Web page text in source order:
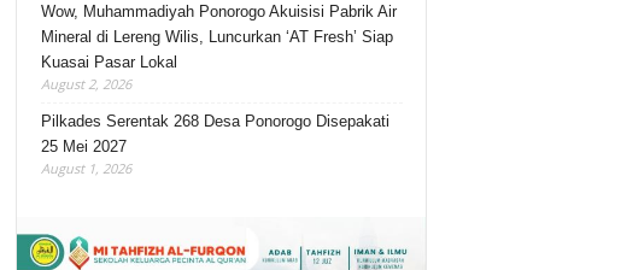
Wow, Muhammadiyah Ponorogo Akuisisi Pabrik Air
Mineral di Lereng Wilis, Luncurkan ‘AT Fresh’ Siap
Kuasai Pasar Lokal
August 2, 2026
Pilkades Serentak 268 Desa Ponorogo Disepakati
25 Mei 2027
August 1, 2026